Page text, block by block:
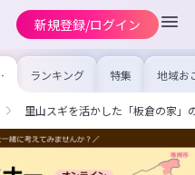
新規登録/ログイン
ランキング 特集 地域お
の求
を集め
事内容
を比較
合った
里山スギを活かした「板倉の家